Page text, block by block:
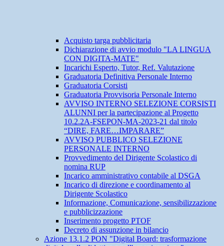
Acquisto targa pubblicitaria
Dichiarazione di avvio modulo "LA LINGUA
CON DIGITA-MATE"
Incarichi Esperto, Tutor, Ref. Valutazione
Graduatoria Definitiva Personale Interno
Graduatoria Corsisti
Graduatoria Provvisoria Personale Interno
AVVISO INTERNO SELEZIONE CORSISTI
ALUNNI per la partecipazione al Progetto
10.2.2A-FSEPON-MA-2023-21 dal titolo
“DIRE, FARE…IMPARARE”
AVVISO PUBBLICO SELEZIONE
PERSONALE INTERNO
Provvedimento del Dirigente Scolastico di
nomina RUP
Incarico amministrativo contabile al DSGA
Incarico di direzione e coordinamento al
Dirigente Scolastico
Informazione, Comunicazione, sensibilizzazione
e pubblicizzazione
Inserimento progetto PTOF
Decreto di assunzione in bilancio
Azione 13.1.2 PON "Digital Board: trasformazione